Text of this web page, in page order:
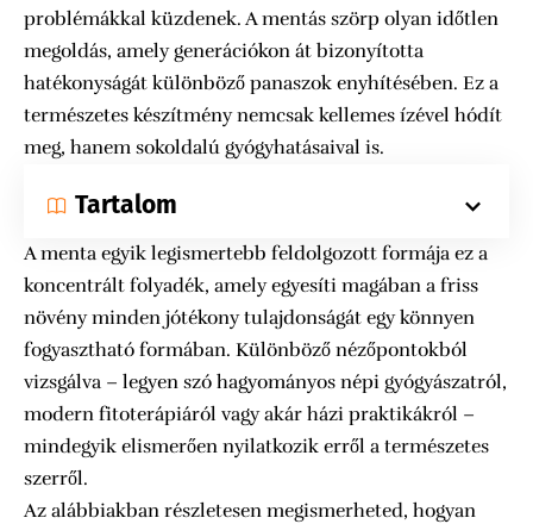
problémákkal küzdenek. A mentás szörp olyan időtlen
megoldás, amely generációkon át bizonyította
hatékonyságát különböző panaszok enyhítésében. Ez a
természetes készítmény nemcsak kellemes ízével hódít
meg, hanem sokoldalú gyógyhatásaival is.
Tartalom
A menta egyik legismertebb feldolgozott formája ez a
koncentrált folyadék, amely egyesíti magában a friss
növény minden jótékony tulajdonságát egy könnyen
fogyasztható formában. Különböző nézőpontokból
vizsgálva – legyen szó hagyományos népi gyógyászatról,
modern fitoterápiáról vagy akár házi praktikákról –
mindegyik elismerően nyilatkozik erről a természetes
szerről.
Az alábbiakban részletesen megismerheted, hogyan